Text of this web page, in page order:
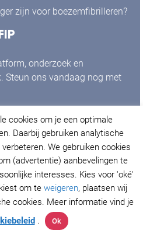
zijn voor boezemfibrilleren?
onderzoek en
Steun ons vandaag nog met
rechten voorbehouden.
.
cookies om je een optimale
Daarbij gebruiken analytische
We gebruiken cookies
(advertentie) aanbevelingen te
interesses. Kies voor 'oké'
om te weigeren, plaatsen wij
cookies. Meer informatie vind je
. Ok